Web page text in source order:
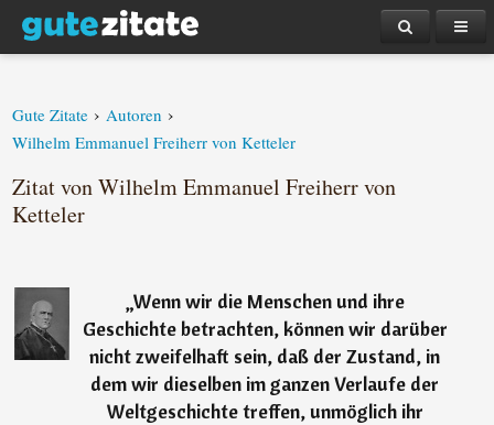
Gute Zitate › Autoren ›
Wilhelm Emmanuel Freiherr von Ketteler
Zitat von Wilhelm Emmanuel Freiherr von
Ketteler
„Wenn wir die Menschen und ihre
Geschichte betrachten, können wir darüber
nicht zweifelhaft sein, daß der Zustand, in
dem wir dieselben im ganzen Verlaufe der
Weltgeschichte treffen, unmöglich ihr